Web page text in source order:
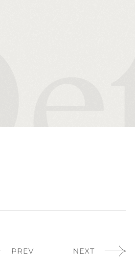
PREV NEXT